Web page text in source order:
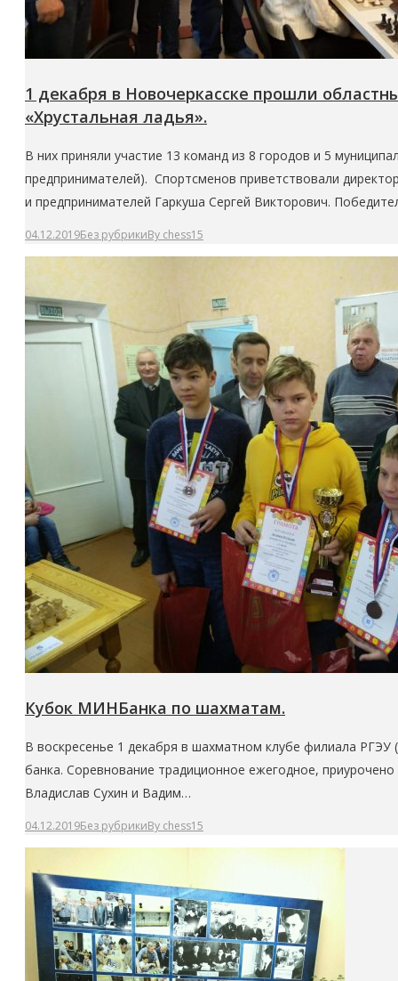
1 декабря в Новочеркасске прошли
«Хрустальная ладья».
В них приняли участие 13 команд из 8 городов и 5
предпринимателей). Спортсменов приветствовали
и предпринимателей Гаркуша Сергей Викторович.
04.12.2019Без рубрикиBy chess15
Кубок МИНБанка по шахматам.
В воскресенье 1 декабря в шахматном клубе филиала
банка. Соревнование традиционное ежегодное,
Владислав Сухин и Вадим…
04.12.2019Без рубрикиBy chess15